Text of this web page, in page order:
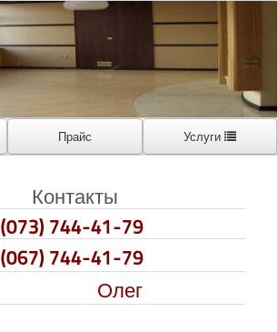
Прайс Услуги
Контакты
(073) 744-41-79
(067) 744-41-79
Олег